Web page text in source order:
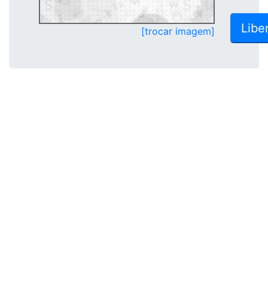
[trocar imagem]